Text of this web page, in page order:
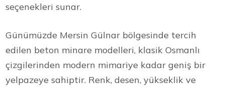
seçenekleri sunar.
Günümüzde Mersin Gülnar bölgesinde tercih
edilen beton minare modelleri, klasik Osmanlı
çizgilerinden modern mimariye kadar geniş bir
yelpazeye sahiptir. Renk, desen, yükseklik ve